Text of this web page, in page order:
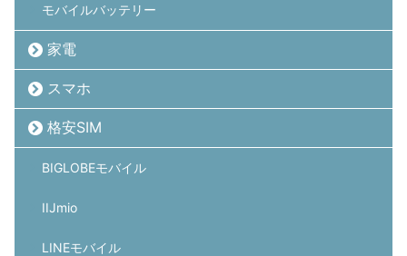
モバイルバッテリー
家電
スマホ
格安SIM
BIGLOBEモバイル
IIJmio
LINEモバイル